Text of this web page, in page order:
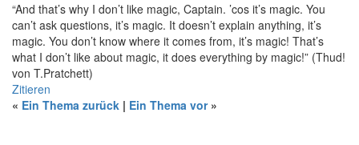
“And that’s why I don’t like magic, Captain. ’cos it’s magic. You
can’t ask questions, it’s magic. It doesn’t explain anything, it’s
magic. You don’t know where it comes from, it’s magic! That’s
what I don’t like about magic, it does everything by magic!” (Thud!
von T.Pratchett)
Zitieren
« Ein Thema zurück | Ein Thema vor»